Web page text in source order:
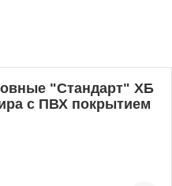
"Стандарт" ХБ
с ПВХ покрытием